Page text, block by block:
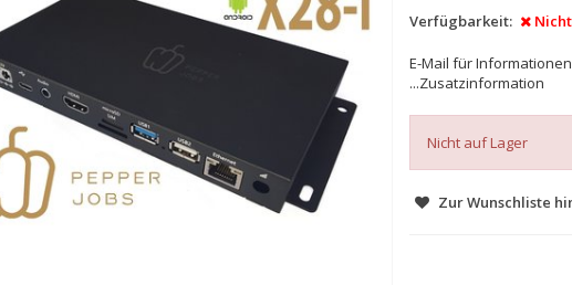
Verfügbarkeit:
E-Mail für
...Zusatzinformation
Nicht auf Lager
Zur Wunschliste